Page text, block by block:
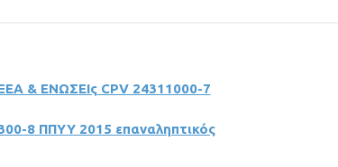
& ΕΝΩΣΕΙς CPV 24311000-7
8 ΠΠΥΥ 2015 επαναληπτικός